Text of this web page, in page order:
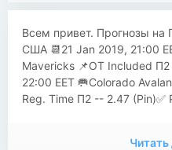
Всем привет. Прогнозы на
США 📆21 Jan 2019, 21:00
Mavericks 📌OT Included
22:00 EET 🥅Colorado
Reg. Time П2 -- 2.47